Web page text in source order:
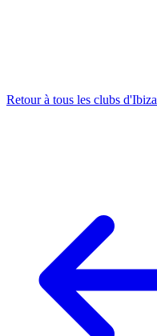
Retour à tous les clubs d'Ibiza